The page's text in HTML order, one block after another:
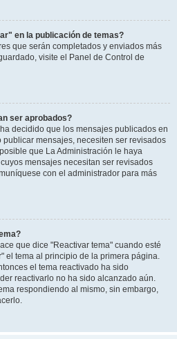
en la publicación de temas?
que serán completados y enviados más
visite el Panel de Control de
ser aprobados?
decidido que los mensajes publicados en
mensajes, necesiten ser revisados
que La Administración le haya
mensajes necesitan ser revisados
con el administrador para más
que dice "Reactivar tema" cuando esté
el tema al principio de la primera página.
el tema reactivado ha sido
reactivarlo no ha sido alcanzado aún.
respondiendo al mismo, sin embargo,